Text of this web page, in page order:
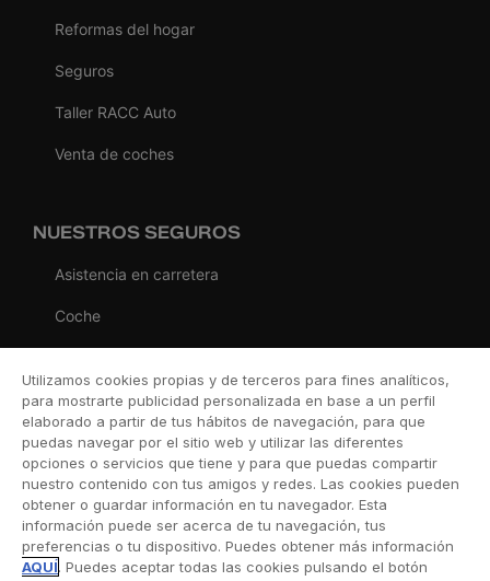
Reformas del hogar
Seguros
Taller RACC Auto
Venta de coches
NUESTROS SEGUROS
Asistencia en carretera
Coche
Viaje
Hogar
Vida
Decesos
Dental
Utilizamos cookies propias y de terceros para fines analíticos,
para mostrarte publicidad personalizada en base a un perfil
elaborado a partir de tus hábitos de navegación, para que
puedas navegar por el sitio web y utilizar las diferentes
opciones o servicios que tiene y para que puedas compartir
nuestro contenido con tus amigos y redes. Las cookies pueden
obtener o guardar información en tu navegador. Esta
información puede ser acerca de tu navegación, tus
preferencias o tu dispositivo. Puedes obtener más información
AQUÍ. Puedes aceptar todas las cookies pulsando el botón